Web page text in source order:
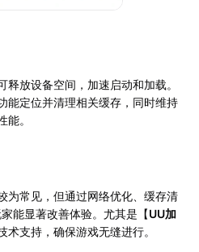
放设备空间，加速启动和加载。
能定位并清理相关缓存，同时维持
。
为常见，但通过网络优化、缓存清
能显著改善体验。尤其是【UU加
术支持，确保游戏无缝进行。